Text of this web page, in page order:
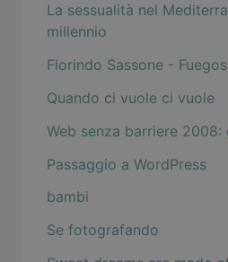
La sessualità nel
millennio
Florindo Sassone -
Quando ci vuole ci vuole
Web senza barriere 2008:
Passaggio a WordPress
bambi
Se fotografando